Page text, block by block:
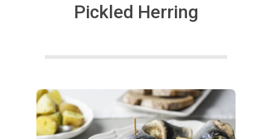
Pickled Herring